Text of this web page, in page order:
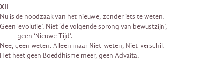
XII
Nu is de noodzaak van het nieuwe, zonder iets te weten.
Geen ‘evolutie’. Niet ‘de volgende sprong van bewustzijn’,
geen ‘Nieuwe Tijd’.
Nee, geen weten. Alleen maar Niet-weten, Niet-verschil.
Het heet geen Boeddhisme meer, geen Advaita.